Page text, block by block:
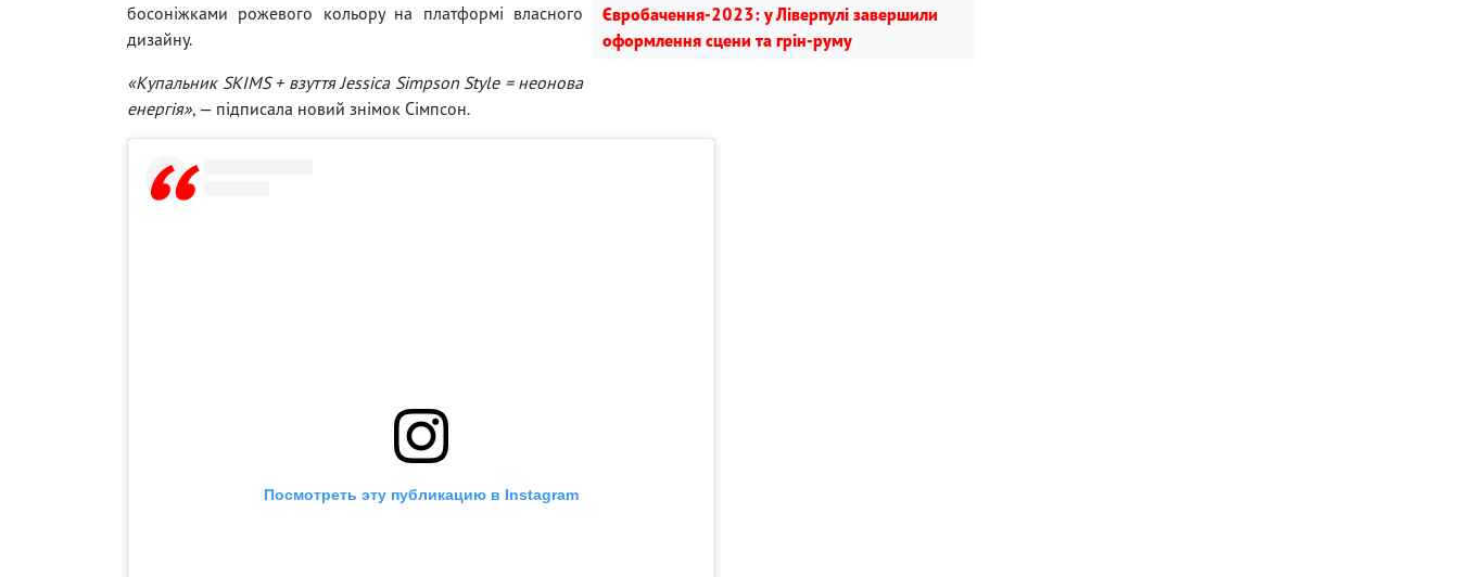
Євробачення-2023: у Ліверпулі завершили
оформлення сцени та грін-руму
босоніжками рожевого кольору на платформі власного
дизайну.
«Купальник SKIMS + взуття Jessica Simpson Style = неонова
енергія», — підписала новий знімок Сімпсон.
Посмотреть эту публикацию в Instagram